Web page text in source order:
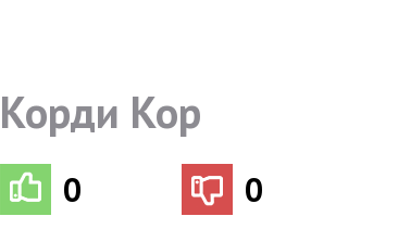
Корди Кор
0 0